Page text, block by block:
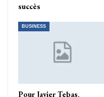
succès
BUSINESS
Pour Javier Tebas,